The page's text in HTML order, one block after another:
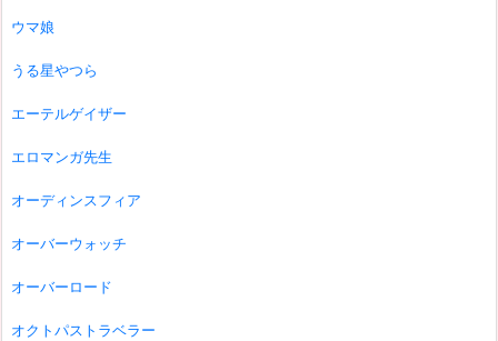
ウマ娘
うる星やつら
エーテルゲイザー
エロマンガ先生
オーディンスフィア
オーバーウォッチ
オーバーロード
オクトパストラベラー